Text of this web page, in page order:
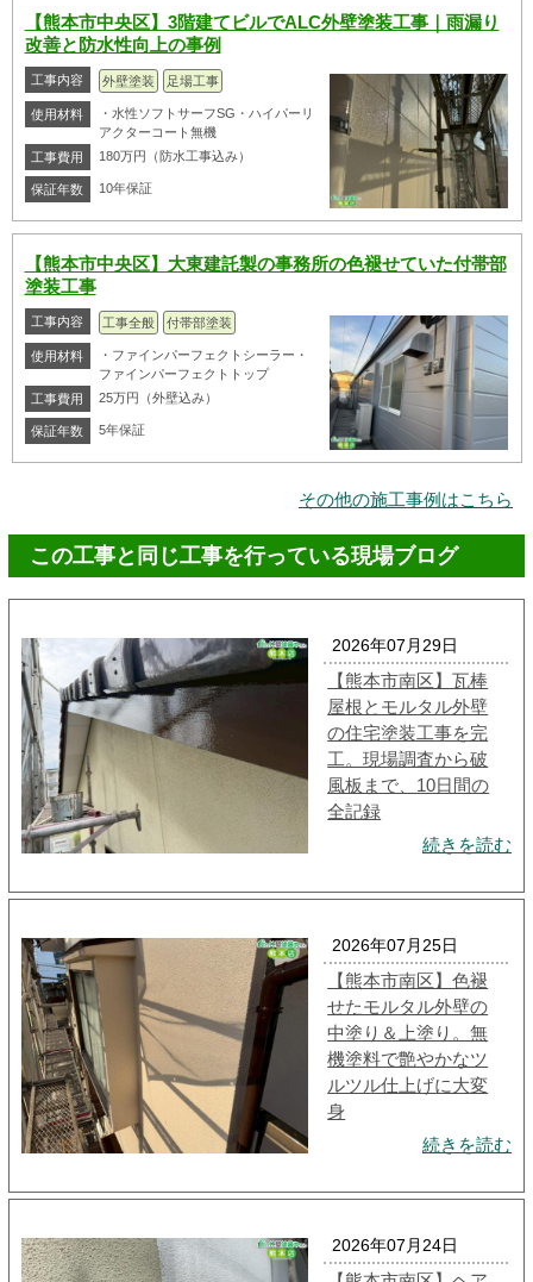
【熊本市中央区】3階建てビルでALC外壁塗装工事｜雨漏り
改善と防水性向上の事例
工事内容 外壁塗装 足場工事
使用材料
・水性ソフトサーフSG・ハイパーリ
アクターコート無機
工事費用
180万円（防水工事込み）
保証年数 10年保証
【熊本市中央区】大東建託製の事務所の色褪せていた付帯部
塗装工事
工事内容 工事全般 付帯部塗装
使用材料
・ファインパーフェクトシーラー・
ファインパーフェクトトップ
工事費用
25万円（外壁込み）
保証年数 5年保証
その他の施工事例はこちら
この工事と同じ工事を行っている現場ブログ
2026年07月29日
【熊本市南区】瓦棒
屋根とモルタル外壁
の住宅塗装工事を完
工。現場調査から破
風板まで、10日間の
全記録
続きを読む
2026年07月25日
【熊本市南区】色褪
せたモルタル外壁の
中塗り＆上塗り。無
機塗料で艶やかなツ
ルツル仕上げに大変
身
続きを読む
2026年07月24日